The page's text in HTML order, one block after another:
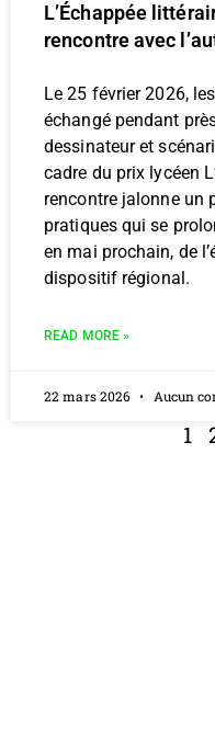
L’Échappée
rencontre avec
Le 25 février 2026,
échangé pendant
dessinateur et
cadre du prix lycéen
rencontre jalonne un
pratiques qui se
en mai prochain, de
dispositif régional.
READ MORE »
22 mars 2026 Aucun
1